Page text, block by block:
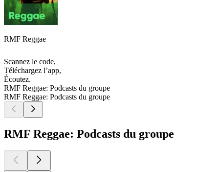
RMF Reggae
Scannez le code,
Téléchargez l’app,
Écoutez.
RMF Reggae: Podcasts du groupe
RMF Reggae: Podcasts du groupe
RMF Reggae: Podcasts du groupe